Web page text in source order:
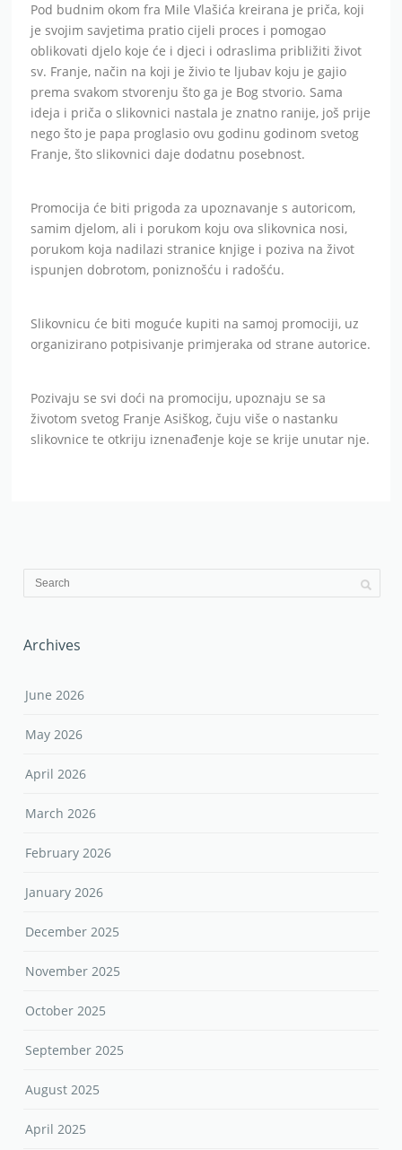
Pod budnim okom fra Mile Vlašića kreirana je priča, koji
je svojim savjetima pratio cijeli proces i pomogao
oblikovati djelo koje će i djeci i odraslima približiti život
sv. Franje, način na koji je živio te ljubav koju je gajio
prema svakom stvorenju što ga je Bog stvorio. Sama
ideja i priča o slikovnici nastala je znatno ranije, još prije
nego što je papa proglasio ovu godinu godinom svetog
Franje, što slikovnici daje dodatnu posebnost.
Promocija će biti prigoda za upoznavanje s autoricom,
samim djelom, ali i porukom koju ova slikovnica nosi,
porukom koja nadilazi stranice knjige i poziva na život
ispunjen dobrotom, poniznošću i radošću.
Slikovnicu će biti moguće kupiti na samoj promociji, uz
organizirano potpisivanje primjeraka od strane autorice.
Pozivaju se svi doći na promociju, upoznaju se sa
životom svetog Franje Asiškog, čuju više o nastanku
slikovnice te otkriju iznenađenje koje se krije unutar nje.
Archives
June 2026
May 2026
April 2026
March 2026
February 2026
January 2026
December 2025
November 2025
October 2025
September 2025
August 2025
April 2025